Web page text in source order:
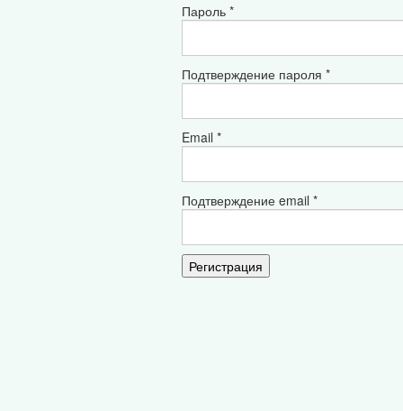
Пароль *
Подтверждение пароля *
Email *
Подтверждение email *
Регистрация